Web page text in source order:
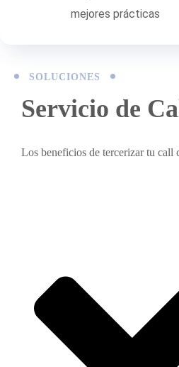
mejores prácticas
SOLUCIONES
Servicio de
Los beneficios de tercerizar tu call